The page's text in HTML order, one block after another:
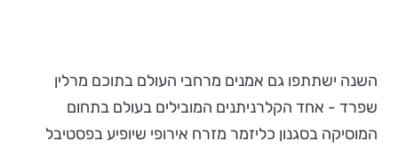
השנה ישתתפו גם אמנים מרחבי העולם בתוכם מרלין
שפרד - אחד הקלרניתנים המובילים בעולם בתחום
המוסיקה בסגנון כליזמר מזרח אירופי שיופיע בפסטיבל